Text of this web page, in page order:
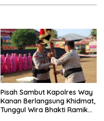
Pisah Sambut Kapolres Way
Kanan Berlangsung Khidmat,
Tunggul Wira Bhakti Ramik